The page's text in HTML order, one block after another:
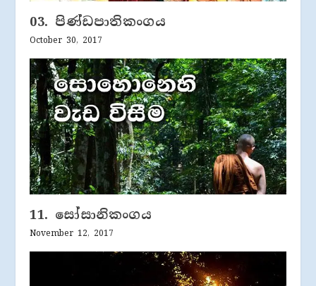
03. පිණ්ඩපාතිකංගය
October 30, 2017
11. සෝසානිකංගය
November 12, 2017